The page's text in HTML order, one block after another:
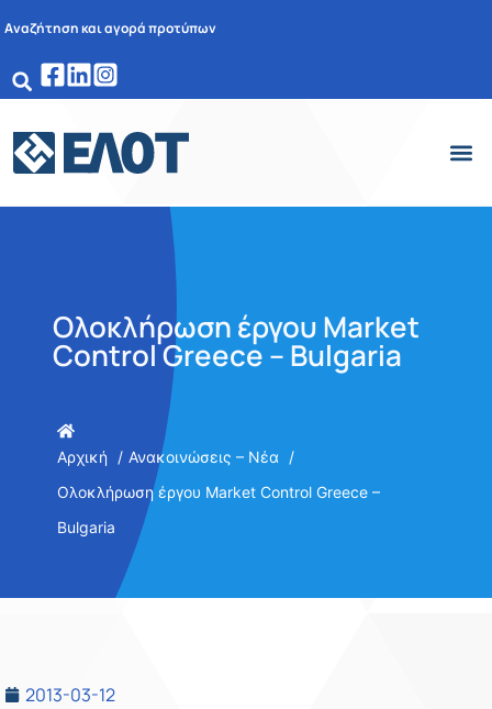
Αναζήτηση και αγορά προτύπων
Ολοκλήρωση έργου Market
Control Greece – Bulgaria
Αρχική
Ανακοινώσεις – Νέα
Ολοκλήρωση έργου Market Control Greece –
Bulgaria
2013-03-12